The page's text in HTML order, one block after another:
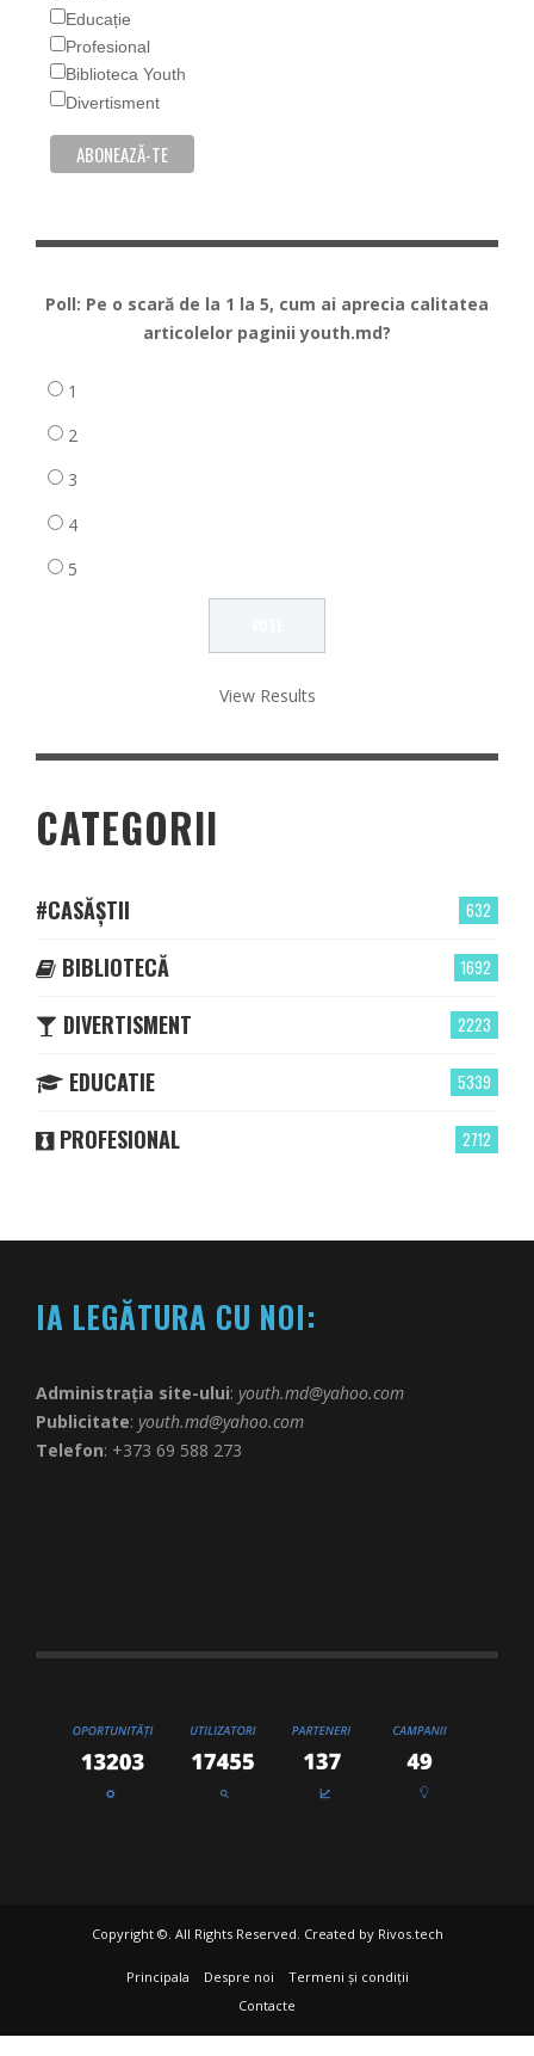
Educație
Profesional
Biblioteca Youth
Divertisment
Poll: Pe o scară de la 1 la 5, cum ai aprecia calitatea
articolelor paginii youth.md?
1
2
3
4
5
View Results
CATEGORII
632
#CASĂȘTII
1692
BIBLIOTECĂ
2223
DIVERTISMENT
5339
EDUCATIE
2712
PROFESIONAL
IA LEGĂTURA CU NOI:
Administrația site-ului: youth.md@yahoo.com
Publicitate: youth.md@yahoo.com
Telefon: +373 69 588 273
Copyright ©. All Rights Reserved. Created by Rivos.tech
Principala Despre noi
Termeni și condiții
Contacte